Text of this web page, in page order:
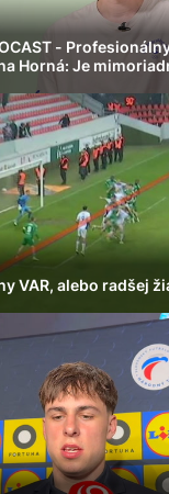
-
Horná: Je
VAR, alebo radšej